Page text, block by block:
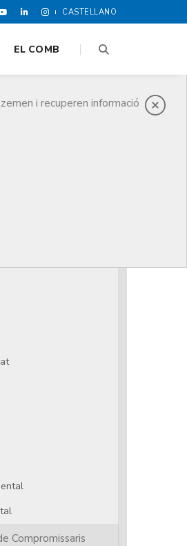
CASTELLANO
i recuperen informació
EL COMB
Compromissaris